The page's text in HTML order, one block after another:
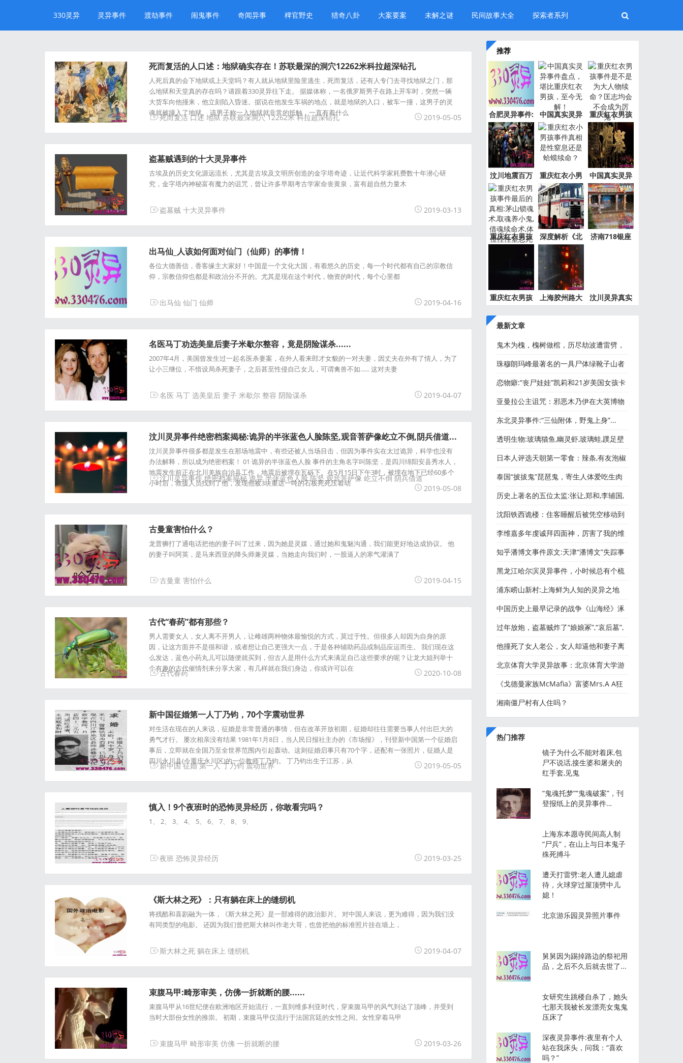
330灵异 灵异事件 渡劫事件 闹鬼事件 奇闻异事 稗官野史 猎奇八卦 大案要案 未解之谜 民间故事大全 探索者系列
死而复活的人口述：地狱确实存在！苏联最深的洞穴12262米科拉超深钻孔
人死后真的会下地狱或上天堂吗？有人就从地狱里险里逃生，死而复活，还有人专门去寻找地狱之门，那
么地狱和天堂真的存在吗？请跟着330灵异往下走。 据媒体称，一名俄罗斯男子在路上开车时，突然一辆
大货车向他撞来，他立刻陷入昏迷。据说在他发生车祸的地点，就是地狱的入口，被车一撞，这男子的灵
魂就被撞入了地狱。 该男子称一入地狱就非常的抵触，一直有着什么
死而复活 口述 地狱 苏联最深洞穴 12262米 科拉超深钻孔 2019-05-05
盗墓贼遇到的十大灵异事件
古埃及的历史文化源远流长，尤其是古埃及文明所创造的金字塔奇迹，让近代科学家耗费数十年潜心研
究，金字塔内神秘富有魔力的诅咒，曾让许多早期考古学家命丧黄泉，富有超自然力量木
盗墓贼 十大灵异事件 2019-03-13
出马仙_人该如何面对仙门（仙师）的事情！
各位大德善信，香客缘主大家好！中国是一个文化大国，有着悠久的历史，每一个时代都有自己的宗教信
仰，宗教信仰也都是和政治分不开的。尤其是现在这个时代，物资的时代，每个心里都
出马仙 仙门 仙师 2019-04-16
名医马丁劝选美皇后妻子米歇尔整容，竟是阴险谋杀......
2007年4月，美国曾发生过一起名医杀妻案，在外人看来郎才女貌的一对夫妻，因丈夫在外有了情人，为了
让小三继位，不惜设局杀死妻子，之后甚至性侵自己女儿，可谓禽兽不如...... 这对夫妻
名医 马丁 选美皇后 妻子 米歇尔 整容 阴险谋杀 2019-04-07
汶川灵异事件绝密档案揭秘:诡异的半张蓝色人脸陈坚,观音菩萨像屹立不倒,阴兵借道...
汶川灵异事件很多都是发生在那场地震中，有些还被人当场目击，但因为事件实在太过诡异，科学也没有
办法解释，所以成为绝密档案！ 01 诡异的半张蓝色人脸 事件的主角名字叫陈坚，是四川绵阳安县秀水人，
地震发生前正在北川羌族自治县工作，地震后被埋在瓦砾下。在5月15日下午3时，被埋在地下已经60多个
小时后，救援人员找到了他，发现他被3块重达一吨的石板死死压着动
汶川灵异事件 绝密档案揭秘 诡异 半张蓝色人脸 陈坚 观音菩萨像 屹立不倒 阴兵借道
2019-05-08
古曼童害怕什么？
龙普狮打了通电话把他的妻子叫了过来，因为她是灵媒，通过她和鬼魅沟通，我们能更好地达成协议。 他
的妻子叫阿英，是马来西亚的降头师兼灵媒，当她走向我们时，一股逼人的寒气灌满了
古曼童 害怕什么 2019-04-15
古代“春药”都有那些？
男人需要女人，女人离不开男人，让雌雄两种物体最愉悦的方式，莫过于性。但很多人却因为自身的原
因，让这方面并不是很和谐，或者想让自己更强大一点，于是各种辅助药品或制品应运而生。 我们现在这
么发达，蓝色小药丸儿可以随便就买到，但古人是用什么方式来满足自己这些要求的呢？让龙大姐列举十
个有趣的古代催情剂来分享大家，有几样就在我们身边，你或许可以在
古代春药 2020-10-08
新中国征婚第一人丁乃钧，70个字震动世界
对生活在现在的人来说，征婚是非常普通的事情，但在改革开放初期，征婚却往往需要当事人付出巨大的
勇气才行。 屡次相亲没有结果 1981年1月8日，当人民日报社主办的《市场报》，刊登新中国第一个征婚启
事后，立即就在全国乃至全世界范围内引起轰动。这则征婚启事只有70个字，还配有一张照片，征婚人是
四川永川县(今重庆永川区)的一位教师丁乃钧。 丁乃钧出生于江苏，从
新中国 征婚 第一人 丁乃钧 震动世界 2019-05-05
慎入！9个夜班时的恐怖灵异经历，你敢看完吗？
1、 2、 3、 4、 5、 6、 7、 8、 9、
夜班 恐怖灵异经历 2019-03-25
《斯大林之死》：只有躺在床上的缝纫机
将残酷和喜剧融为一体，《斯大林之死》是一部难得的政治影片。 对中国人来说，更为难得，因为我们没
有同类型的电影。 还因为我们曾把斯大林叫作老大哥，也曾把他的标准照片挂在墙上，
斯大林之死 躺在床上 缝纫机 2019-04-07
束腹马甲:畸形审美，仿佛一折就断的腰......
束腹马甲从16世纪便在欧洲地区开始流行，一直到维多利亚时代，穿束腹马甲的风气到达了顶峰，并受到
当时大部份女性的推崇。 初期，束腹马甲仅流行于法国宫廷的女性之间。女性穿着马甲
束腹马甲 畸形审美 仿佛 一折就断的腰 2019-03-26
推荐
合肥灵异事件:
新加坡
中国真实灵异
事件盘
重庆红衣男孩
事件是
汶川地震百万
“阴兵
重庆红衣小男
孩事件
中国真实灵异
事件绝
重庆红衣男孩
深度解析《北
京公交
济南718银座
重庆红衣男孩
上海胶州路大
汶川灵异真实
最新文章
鬼木为槐，槐树做棺，历尽劫波遭雷劈，
只葬天下有情人
珠穆朗玛峰最著名的一具尸体绿靴子山者
泽旺·帕尔乔（Tsewang
恋物癖:“丧尸娃娃”凯莉和21岁美国女孩卡
德莱克的怪奇婚礼
亚曼拉公主诅咒：邪恶木乃伊在大英博物
馆、泰坦尼克号发生的
东北灵异事件:“三仙附体，野鬼上身”...
透明生物:玻璃猫鱼,幽灵虾,玻璃蛙,蹼足壁
虎,海月水母,栉水母
日本人评选天朝第一零食：辣条,有友泡椒
凤爪,龙须凤爪...为了
泰国“披拔鬼”琵琶鬼，寄生人体爱吃生肉
的活丧尸！
历史上著名的五位太监:张让,郑和,李辅国,
魏忠贤,嫪毐
沈阳铁西诡楼：住客睡醒后被凭空移动到
别人家中！
李维嘉多年虔诚拜四面神，厉害了我的维
嘉哥！
知乎潘博文事件原文:天津“潘博文”失踪事
件详细解密
黑龙江哈尔滨灵异事件，小时候总有个梳
着麻花辫的“姐姐”逗
浦东崂山新村:上海鲜为人知的灵异之地
中国历史上最早记录的战争《山海经》涿
鹿大战,阪泉之战,涿鹿
过年放炮，盗墓贼炸了“娘娘冢”,“哀后墓”,
梁庄王墓...
他撞死了女人老公，女人却逼他和妻子离
婚娶她
北京体育大学灵异故事：北京体育大学游
泳馆白衣服的女孩。。
《戈德曼家族McMafia》富婆Mrs.A A狂
刷1.4亿买香水，最后把老公刷
湘南僵尸村有人住吗？
热门推荐
镜子为什么不能对着床,包
尸不说话,接生婆和屠夫的
红手套,见鬼
“鬼魂托梦”“鬼魂破案”，刊
登报纸上的灵异事件…
上海东本愿寺民间高人制
“尸兵”，在山上与日本鬼子
殊死搏斗
遭天打雷劈:老人遭儿媳虐
待，火球穿过屋顶劈中儿
媳！
北京游乐园灵异照片事件
舅舅因为踢掉路边的祭祀用
品，之后不久后就去世了...
女研究生跳楼自杀了，她头
七那天我被长发漂亮女鬼鬼
压床了
深夜灵异事件:夜里有个人
站在我床头，问我：“喜欢
吗？”